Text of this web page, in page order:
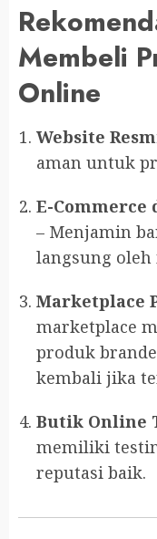
Membeli
Online
Website
aman untuk
E-Commerce
– Menjamin
langsung oleh
Marketplace
marketplace
produk
kembali jika
Butik Online
memiliki
reputasi baik.